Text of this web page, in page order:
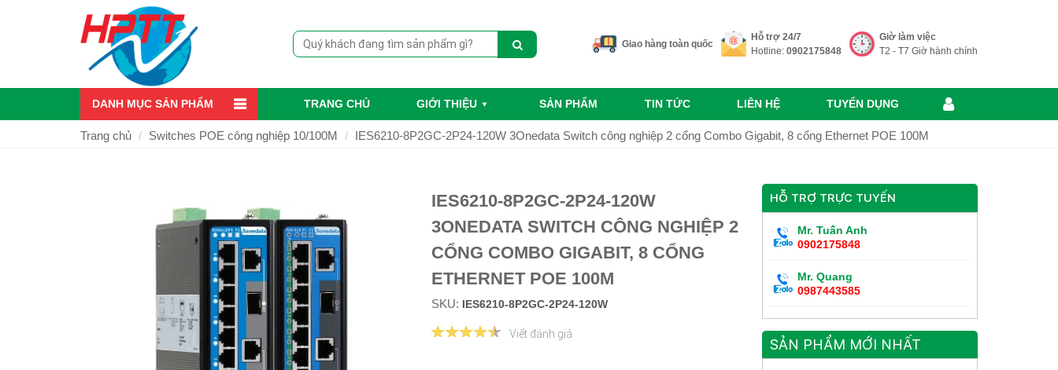
Giao hàng toàn quốc
Hỗ trợ 24/7
Hotline: 0902175848
Giờ làm việc
T2 - T7 Giờ hành chính
DANH MỤC SẢN PHẨM TRANG CHỦ GIỚI THIỆU SẢN PHẨM TIN TỨC LIÊN HỆ TUYỂN DỤNG
Trang chủ Switches POE công nghiệp 10/100M IES6210-8P2GC-2P24-120W 3Onedata Switch công nghiệp 2 cổng Combo Gigabit, 8 cổng Ethernet POE 100M
IES6210-8P2GC-2P24-120W
3ONEDATA SWITCH CÔNG NGHIỆP 2
CỔNG COMBO GIGABIT, 8 CỔNG
ETHERNET POE 100M
SKU: IES6210-8P2GC-2P24-120W
Viết đánh giá
HỖ TRỢ TRỰC TUYẾN
Mr. Tuấn Anh
0902175848
Mr. Quang
0987443585
SẢN PHẨM MỚI NHẤT